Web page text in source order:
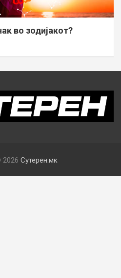
во зодијакот?
2026 Сутерен.мк